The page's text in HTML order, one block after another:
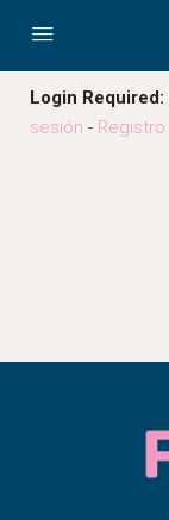
Login Required:
sesión - Registro